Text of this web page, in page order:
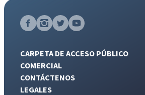
CARPETA DE ACCESO PÚBLICO
COMERCIAL
CONTÁCTENOS
LEGALES